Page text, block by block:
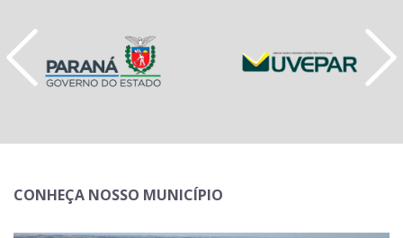
CONHEÇA NOSSO MUNICÍPIO